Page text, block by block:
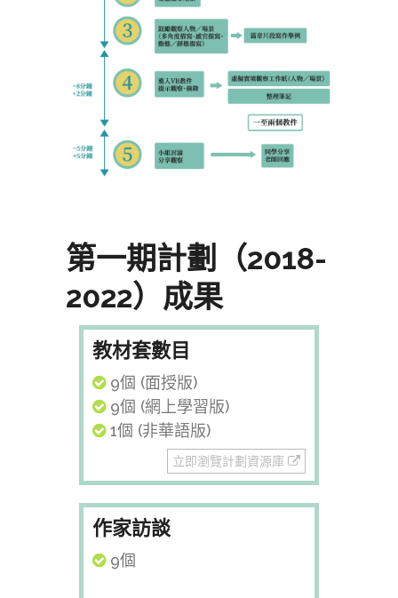
第一期計劃（2018-
2022）成果
教材套數目
9個 (面授版)
9個 (網上學習版)
1個 (非華語版)
立即瀏覽計劃資源庫
作家訪談
9個